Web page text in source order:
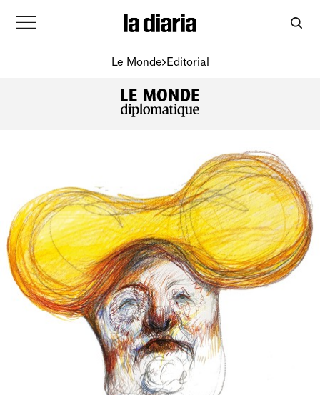
Le Monde Editorial